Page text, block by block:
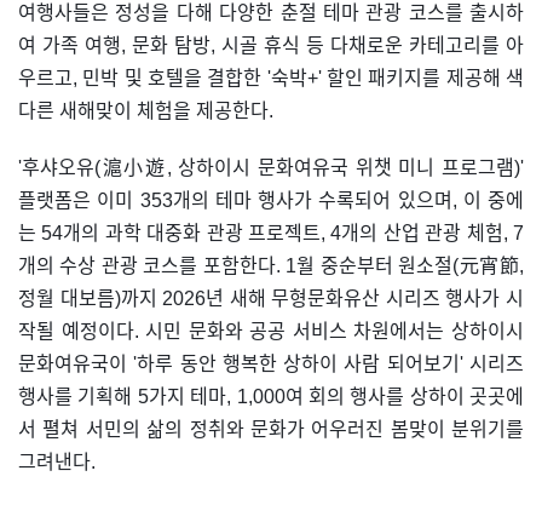
여행사들은 정성을 다해 다양한 춘절 테마 관광 코스를 출시하
여 가족 여행, 문화 탐방, 시골 휴식 등 다채로운 카테고리를 아
우르고, 민박 및 호텔을 결합한 '숙박+' 할인 패키지를 제공해 색
다른 새해맞이 체험을 제공한다.
'후샤오유(滬小遊, 상하이시 문화여유국 위챗 미니 프로그램)'
플랫폼은 이미 353개의 테마 행사가 수록되어 있으며, 이 중에
는 54개의 과학 대중화 관광 프로젝트, 4개의 산업 관광 체험, 7
개의 수상 관광 코스를 포함한다. 1월 중순부터 원소절(元宵節,
정월 대보름)까지 2026년 새해 무형문화유산 시리즈 행사가 시
작될 예정이다. 시민 문화와 공공 서비스 차원에서는 상하이시
문화여유국이 '하루 동안 행복한 상하이 사람 되어보기' 시리즈
행사를 기획해 5가지 테마, 1,000여 회의 행사를 상하이 곳곳에
서 펼쳐 서민의 삶의 정취와 문화가 어우러진 봄맞이 분위기를
그려낸다.